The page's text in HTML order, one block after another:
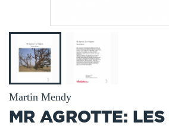
Martin Mendy
MR AGROTTE: